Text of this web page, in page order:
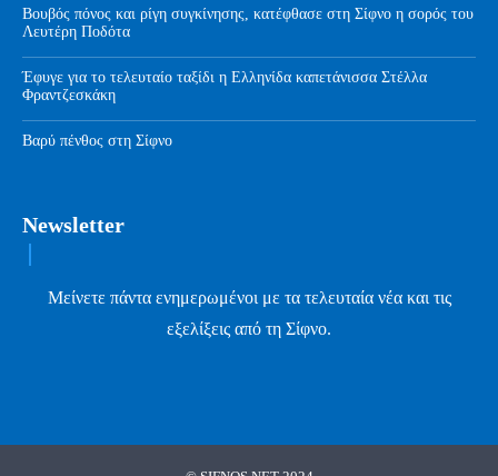
Βουβός πόνος και ρίγη συγκίνησης, κατέφθασε στη Σίφνο η σορός του
Λευτέρη Ποδότα
Έφυγε για το τελευταίο ταξίδι η Ελληνίδα καπετάνισσα Στέλλα
Φραντζεσκάκη
Βαρύ πένθος στη Σίφνο
Newsletter
Μείνετε πάντα ενημερωμένοι με τα τελευταία νέα και τις
εξελίξεις από τη Σίφνο.